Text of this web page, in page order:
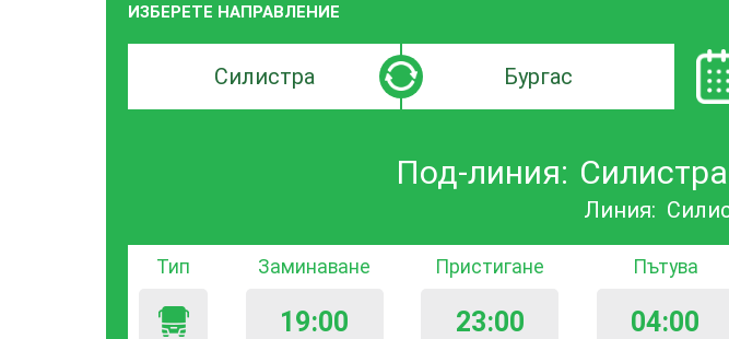
ИЗБЕРЕТЕ НАПРАВЛЕНИЕ
Търсачка
по
Търсачка
по
на
пристигане
Под-линия:
Линия:
Тип Заминаване
19:00
Пристигане
23:00
Пътува
04:00